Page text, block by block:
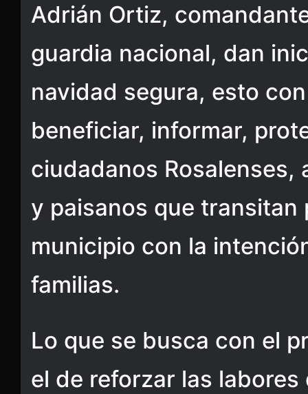
Adrián Ortiz,
guardia nacional, dan
navidad segura, esto
beneficiar, informar,
ciudadanos Rosalenses,
y paisanos que transitan
municipio con la
familias.
Lo que se busca con el
el de reforzar las